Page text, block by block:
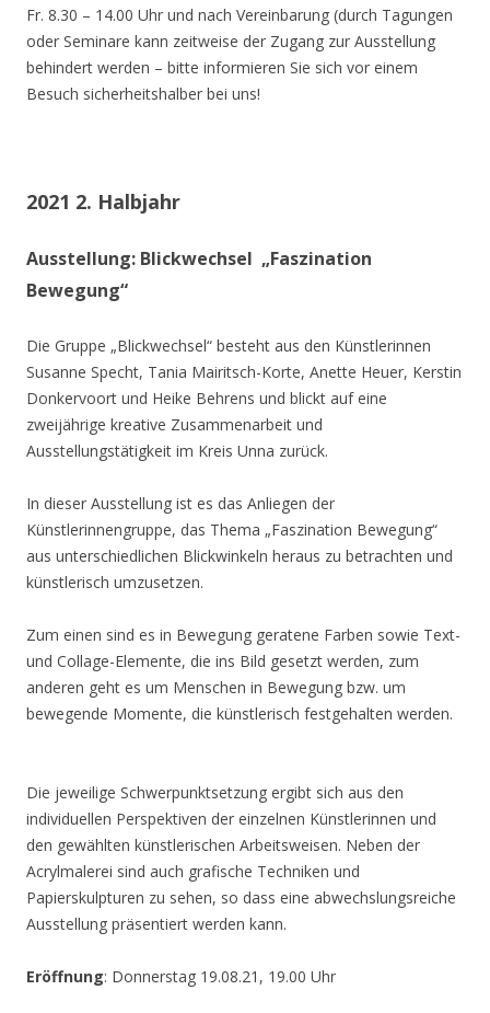
Fr. 8.30 – 14.00 Uhr und nach Vereinbarung (durch Tagungen
oder Seminare kann zeitweise der Zugang zur Ausstellung
behindert werden – bitte informieren Sie sich vor einem
Besuch sicherheitshalber bei uns!
2021 2. Halbjahr
Ausstellung: Blickwechsel „Faszination
Bewegung“
Die Gruppe „Blickwechsel“ besteht aus den Künstlerinnen
Susanne Specht, Tania Mairitsch-Korte, Anette Heuer, Kerstin
Donkervoort und Heike Behrens und blickt auf eine
zweijährige kreative Zusammenarbeit und
Ausstellungstätigkeit im Kreis Unna zurück.
In dieser Ausstellung ist es das Anliegen der
Künstlerinnengruppe, das Thema „Faszination Bewegung“
aus unterschiedlichen Blickwinkeln heraus zu betrachten und
künstlerisch umzusetzen.
Zum einen sind es in Bewegung geratene Farben sowie Text-
und Collage-Elemente, die ins Bild gesetzt werden, zum
anderen geht es um Menschen in Bewegung bzw. um
bewegende Momente, die künstlerisch festgehalten werden.
Die jeweilige Schwerpunktsetzung ergibt sich aus den
individuellen Perspektiven der einzelnen Künstlerinnen und
den gewählten künstlerischen Arbeitsweisen. Neben der
Acrylmalerei sind auch grafische Techniken und
Papierskulpturen zu sehen, so dass eine abwechslungsreiche
Ausstellung präsentiert werden kann.
Eröffnung: Donnerstag 19.08.21, 19.00 Uhr